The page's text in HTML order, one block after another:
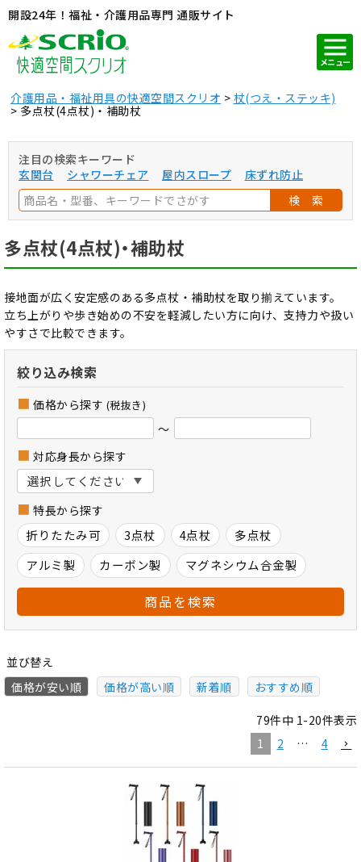
開設24年！福祉・介護用品専門 通販サイト
メニュー
介護用品・福祉用具の快適空間スクリオ
杖(つえ・ステッキ)
多点杖(4点杖)・補助杖
注目の検索キーワード
玄関台
シャワーチェア 屋内スロープ
床ずれ防止
検 索
多点杖(4点杖)・補助杖
接地面が広く安定感のある多点杖・補助杖を取り揃えています。
立ち上がりや歩き始めの不安を軽減したい方に向け、支持力や扱い
やすさで比較できます。
絞り込み検索
価格から探す (税抜き)
～
対応身長から探す
特長から探す
折りたたみ可 3点杖 4点杖
多点杖
アルミ製
カーボン製 マグネシウム合金製
商品を検索
並び替え
価格が安い順
価格が高い順 新着順 おすすめ順
79件中 1-20件表示
1
2 … 4